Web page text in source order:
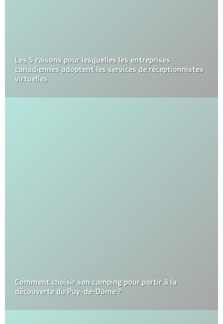
Les 5 raisons pour lesquelles les entreprises
canadiennes adoptent les services de réceptionnistes
virtuelles
Comment choisir son camping pour partir à la
découverte du Puy-de-Dôme ?